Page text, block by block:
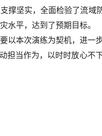
撑坚实，全面检验了流域
水平，达到了预期目标。
以本次演练为契机，进一
担当作为，以时时放心不